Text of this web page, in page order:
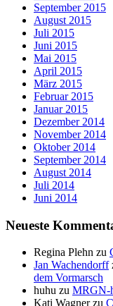
September 2015
August 2015
Juli 2015
Juni 2015
Mai 2015
April 2015
März 2015
Februar 2015
Januar 2015
Dezember 2014
November 2014
Oktober 2014
September 2014
August 2014
Juli 2014
Juni 2014
Neueste
Regina Plehn zu
Jan Wachendorff
dem Vormarsch
huhu zu MRGN-
Kati Wagnerzu